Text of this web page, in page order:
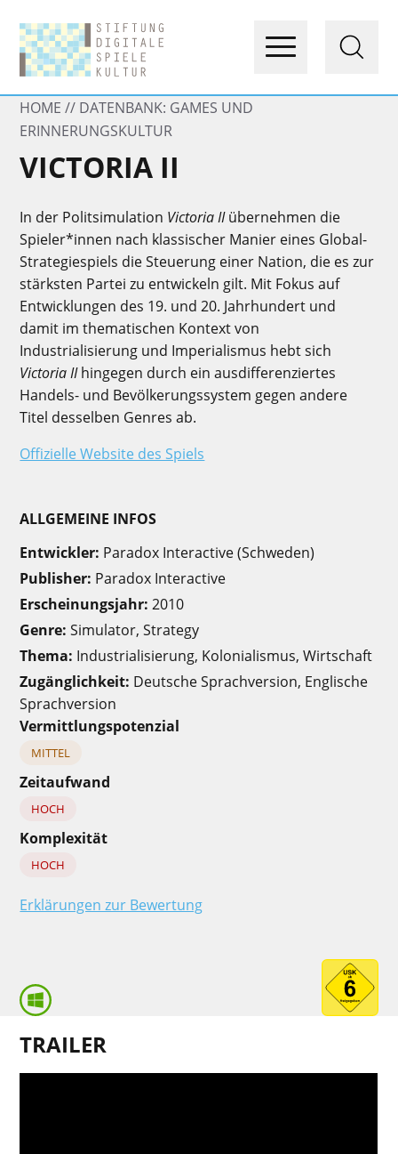
HOME
DATENBANK: GAMES UND
ERINNERUNGSKULTUR
VICTORIA II
In der Politsimulation Victoria IIübernehmen die
Spieler*innen nach klassischer Manier eines Global-
Strategiespiels die Steuerung einer Nation, die es zur
stärksten Partei zu entwickeln gilt. Mit Fokus auf
Entwicklungen des 19. und 20. Jahrhundert und
damit im thematischen Kontext von
Industrialisierung und Imperialismus hebt sich
Victoria IIhingegen durch ein ausdifferenziertes
Handels- und Bevölkerungssystem gegen andere
Titel desselben Genres ab.
Offizielle Website des Spiels
ALLGEMEINE INFOS
Entwickler: Paradox Interactive (Schweden)
Publisher: Paradox Interactive
Erscheinungsjahr: 2010
Genre: Simulator, Strategy
Thema: Industrialisierung, Kolonialismus, Wirtschaft
Zugänglichkeit: Deutsche Sprachversion, Englische
Sprachversion
Vermittlungspotenzial
MITTEL
Zeitaufwand
HOCH
Komplexität
HOCH
Erklärungen zur Bewertung
TRAILER